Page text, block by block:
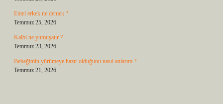
Entel erkek ne demek ?
Temmuz 25, 2026
Kalbi ne yumuşatır ?
Temmuz 23, 2026
Bebeğimin yürümeye hazır olduğunu nasıl anlarım ?
Temmuz 21, 2026